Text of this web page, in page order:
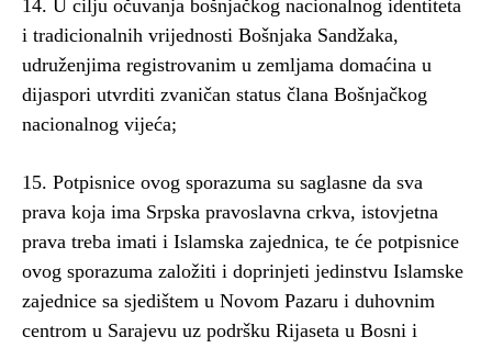
14. U cilju očuvanja bošnjačkog nacionalnog identiteta
i tradicionalnih vrijednosti Bošnjaka Sandžaka,
udruženjima registrovanim u zemljama domaćina u
dijaspori utvrditi zvaničan status člana Bošnjačkog
nacionalnog vijeća;
15. Potpisnice ovog sporazuma su saglasne da sva
prava koja ima Srpska pravoslavna crkva, istovjetna
prava treba imati i Islamska zajednica, te će potpisnice
ovog sporazuma založiti i doprinjeti jedinstvu Islamske
zajednice sa sjedištem u Novom Pazaru i duhovnim
centrom u Sarajevu uz podršku Rijaseta u Bosni i